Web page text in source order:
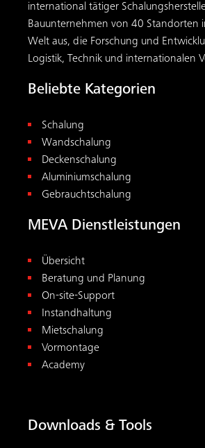
international tätiger
Bauunternehmen von 40 Standorten
Welt aus, die Forschung und
Logistik, Technik und internationalen
Beliebte Kategorien
Schalung
Wandschalung
Deckenschalung
Aluminiumschalung
Gebrauchtschalung
MEVA Dienstleistungen
Übersicht
Beratung und Planung
On-site-Support
Instandhaltung
Mietschalung
Vormontage
Academy
Downloads & Tools